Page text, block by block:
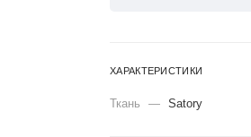
ХАРАКТЕРИСТИКИ
Ткань — Satory